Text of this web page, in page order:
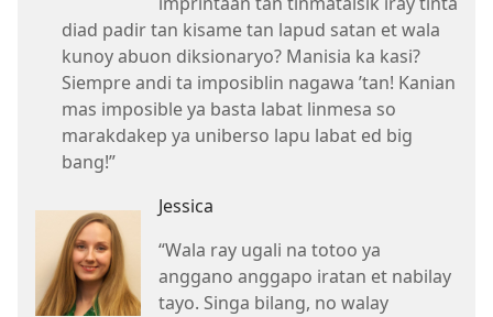
diad padir tan kisame tan lapud satan et wala
kunoy abuon diksionaryo? Manisia ka kasi?
Siempre andi ta imposiblin nagawa ’tan! Kanian
mas imposible ya basta labat linmesa so
marakdakep ya uniberso lapu labat ed big
bang!”
Jessica
“Wala ray ugali na totoo ya
anggano anggapo iratan et nabilay
tayo. Singa bilang, no walay